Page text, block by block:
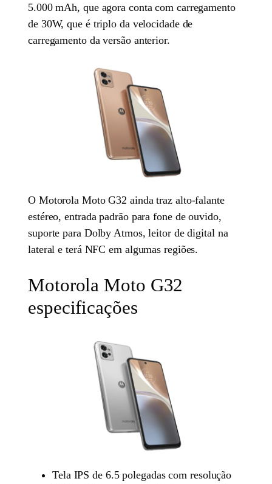
5.000 mAh, que agora conta com carregamento
de 30W, que é triplo da velocidade de
carregamento da versão anterior.
O Motorola Moto G32 ainda traz alto-falante
estéreo, entrada padrão para fone de ouvido,
suporte para Dolby Atmos, leitor de digital na
lateral e terá NFC em algumas regiões.
Motorola Moto G32
especificações
Tela IPS de 6.5 polegadas com resolução